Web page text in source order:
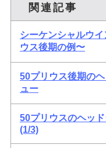
関連記事
シーケンシャルウ
ウス後期の例〜
50プリウス後期の
ュー
50プリウスのヘッ
(1/3)